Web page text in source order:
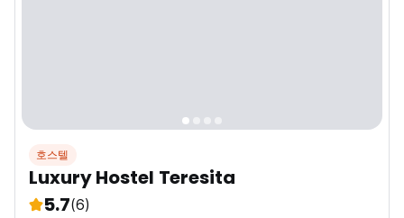
호스텔
Luxury Hostel Teresita
5.7(6)